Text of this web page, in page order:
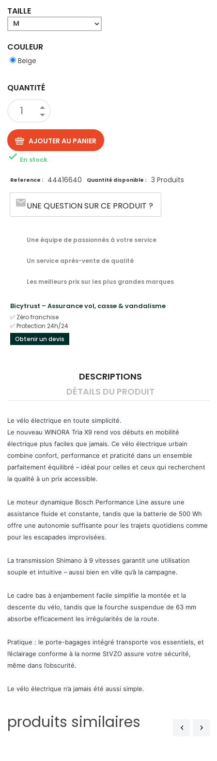
TAILLE
COULEUR
Beige
QUANTITÉ
AJOUTER AU PANIER
 En stock
Reference : 44416640 Quantité disponible : 3 Produits
emailUNE QUESTION SUR CE PRODUIT ?
Une équipe de passionnés à votre service
Un service après-vente de qualité
Les meilleurs prix sur les plus grandes marques
Bicytrust – Assurance vol, casse & vandalisme
✅ Zéro franchise
✅ Protection 24h/24
Obtenir un devis
DESCRIPTIONS
DÉTAILS DU PRODUIT
Le vélo électrique en toute simplicité.
Le nouveau WINORA Tria X9 rend vos débuts en mobilité
électrique plus faciles que jamais. Ce vélo électrique urbain
combine confort, performance et praticité dans un ensemble
parfaitement équilibré – idéal pour celles et ceux qui recherchent
la qualité à un prix accessible.
Le moteur dynamique Bosch Performance Line assure une
assistance fluide et constante, tandis que la batterie de 500 Wh
offre une autonomie suffisante pour les trajets quotidiens comme
pour les escapades improvisées.
La transmission Shimano à 9 vitesses garantit une utilisation
souple et intuitive – aussi bien en ville qu’à la campagne.
Le cadre bas à enjambement facile simplifie la montée et la
descente du vélo, tandis que la fourche suspendue de 63 mm
absorbe efficacement les irrégularités de la route.
Pratique : le porte-bagages intégré transporte vos essentiels, et
l’éclairage conforme à la norme StVZO assure votre sécurité,
même dans l’obscurité.
Le vélo électrique n’a jamais été aussi simple.
produits similaires